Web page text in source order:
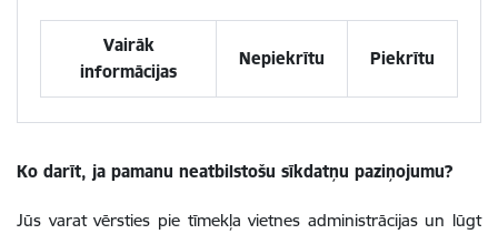
Vairāk
informācijas
Nepiekrītu Piekrītu
Ko darīt, ja pamanu neatbilstošu sīkdatņu paziņojumu?
Jūs varat vērsties pie tīmekļa vietnes administrācijas un lūgt